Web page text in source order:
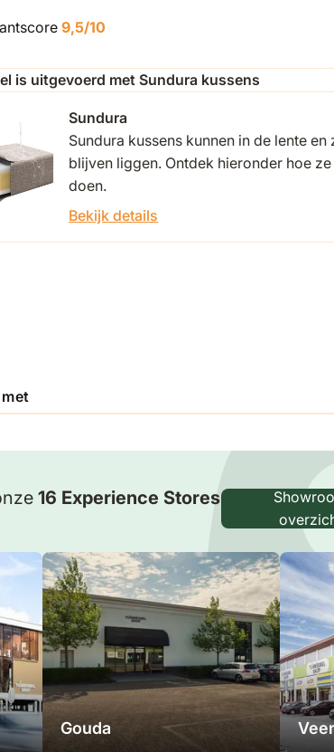
9,5/10
is uitgevoerd met Sundura kussens
Sundura
Sundura kussens kunnen in de lente
blijven liggen. Ontdek hieronder hoe
doen.
Bekijk details
16 Experience Stores
Gouda